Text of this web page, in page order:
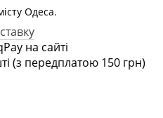
Одеса.
на сайті
(з передплатою 150 грн)